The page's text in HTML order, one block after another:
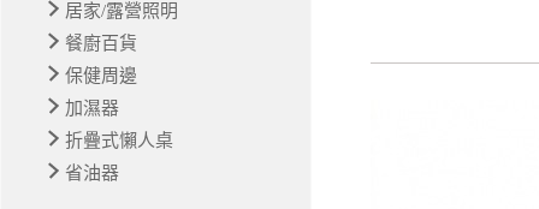
居家/露營照明
餐廚百貨
保健周邊
加濕器
折疊式懶人桌
省油器